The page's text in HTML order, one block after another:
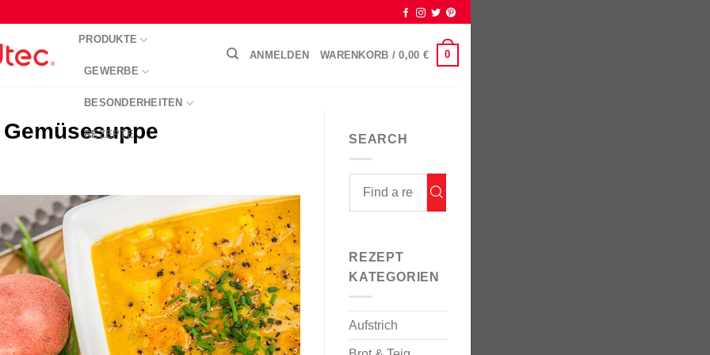
PRODUKTE
GEWERBE
BESONDERHEITEN
REZEPTE
ANMELDEN WARENKORB /0,00 € 0
SEARCH
REZEPT
KATEGORIEN
Aufstrich